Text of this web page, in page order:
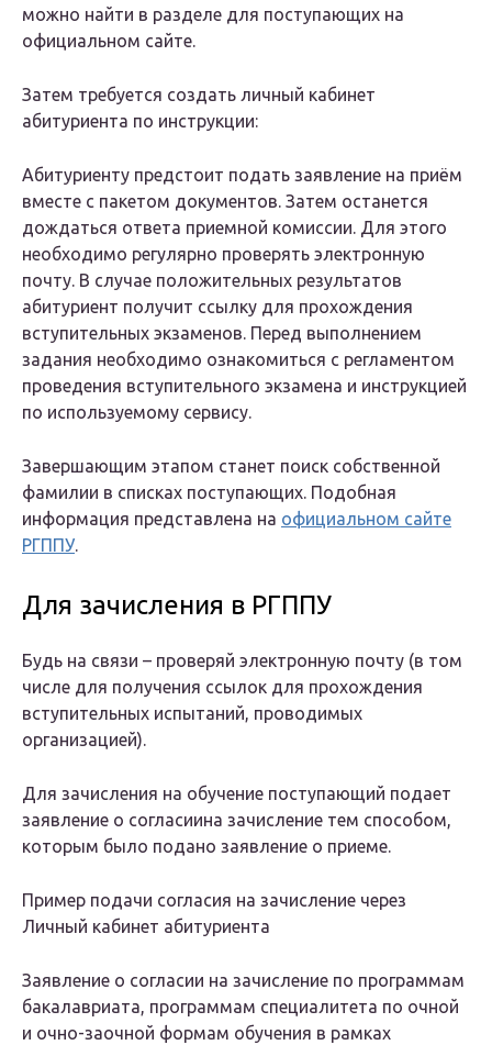
можно найти в разделе для поступающих на
официальном сайте.
Затем требуется создать личный кабинет
абитуриента по инструкции:
Абитуриенту предстоит подать заявление на приём
вместе с пакетом документов. Затем останется
дождаться ответа приемной комиссии. Для этого
необходимо регулярно проверять электронную
почту. В случае положительных результатов
абитуриент получит ссылку для прохождения
вступительных экзаменов. Перед выполнением
задания необходимо ознакомиться с регламентом
проведения вступительного экзамена и инструкцией
по используемому сервису.
Завершающим этапом станет поиск собственной
фамилии в списках поступающих. Подобная
информация представлена на официальном сайте
РГППУ.
Для зачисления в РГППУ
Будь на связи – проверяй электронную почту (в том
числе для получения ссылок для прохождения
вступительных испытаний, проводимых
организацией).
Для зачисления на обучение поступающий подает
заявление о согласиина зачисление тем способом,
которым было подано заявление о приеме.
Пример подачи согласия на зачисление через
Личный кабинет абитуриента
Заявление о согласии на зачисление по программам
бакалавриата, программам специалитета по очной
и очно-заочной формам обучения в рамках